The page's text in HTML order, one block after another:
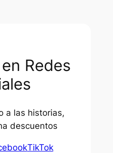
Redes
a las historias,
descuentos
TikTok